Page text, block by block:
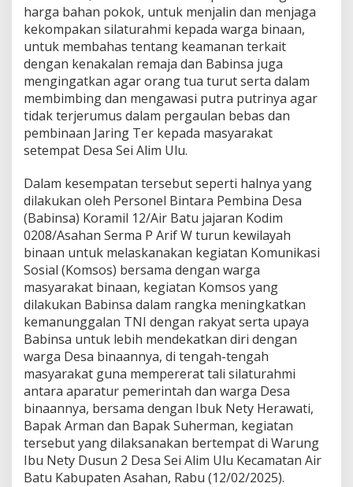
l
1
2
/
A
B
K
d
i
m
2
0
8
/
A
s
a
h
a
n
L
a
k
s
a
n
a
k
a
n
K
o
harga bahan pokok, untuk menjalin dan menjaga
kekompakan silaturahmi kepada warga binaan,
untuk membahas tentang keamanan terkait
dengan kenakalan remaja dan Babinsa juga
mengingatkan agar orang tua turut serta dalam
membimbing dan mengawasi putra putrinya agar
tidak terjerumus dalam pergaulan bebas dan
pembinaan Jaring Ter kepada masyarakat
setempat Desa Sei Alim Ulu.
Dalam kesempatan tersebut seperti halnya yang
dilakukan oleh Personel Bintara Pembina Desa
(Babinsa) Koramil 12/Air Batu jajaran Kodim
0208/Asahan Serma P Arif W turun kewilayah
binaan untuk melaskanakan kegiatan Komunikasi
Sosial (Komsos) bersama dengan warga
masyarakat binaan, kegiatan Komsos yang
dilakukan Babinsa dalam rangka meningkatkan
kemanunggalan TNI dengan rakyat serta upaya
Babinsa untuk lebih mendekatkan diri dengan
warga Desa binaannya, di tengah-tengah
masyarakat guna mempererat tali silaturahmi
antara aparatur pemerintah dan warga Desa
binaannya, bersama dengan Ibuk Nety Herawati,
Bapak Arman dan Bapak Suherman, kegiatan
tersebut yang dilaksanakan bertempat di Warung
Ibu Nety Dusun 2 Desa Sei Alim Ulu Kecamatan Air
Batu Kabupaten Asahan, Rabu (12/02/2025).